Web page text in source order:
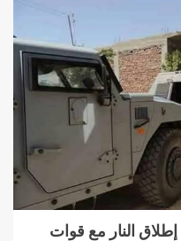
النار مع قوات